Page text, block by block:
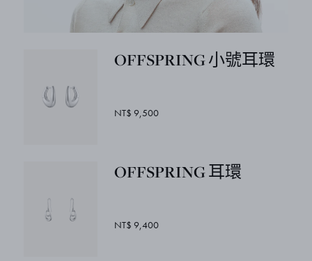
OFFSPRING 小號耳環
NT$ 9,500
OFFSPRING 耳環
NT$ 9,400